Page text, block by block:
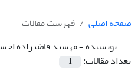
صفحه اصلی
فهرست مقالات
نویسنده =مهشید قاضی‫زاده
تعداد مقالات:
1